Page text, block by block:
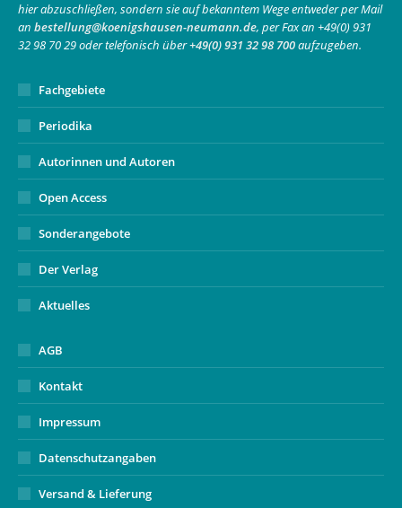
new
window
new
window
in
new
window
hier abzuschließen, sondern sie auf bekanntem Wege entweder per Mail
an bestellung@koenigshausen-neumann.de, per Fax an +49(0) 931
32 98 70 29 oder telefonisch über+49(0) 931 32 98 700aufzugeben.
Fachgebiete
Periodika
Autorinnen und Autoren
Open Access
Sonderangebote
Der Verlag
Aktuelles
AGB
Kontakt
Impressum
Datenschutzangaben
Versand & Lieferung